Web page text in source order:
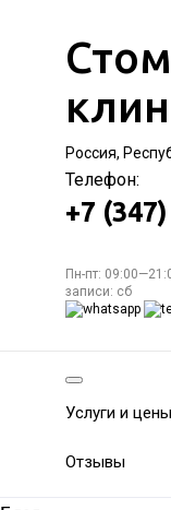
Россия,
Телефон:
+7
Пн-пт:
записи: сб
Услуги и цены
Отзывы